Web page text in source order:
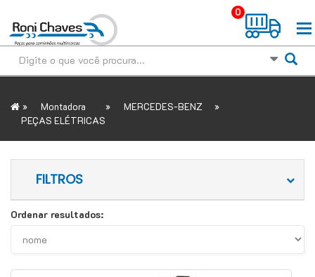
0
» Montadora » MERCEDES-BENZ »
PEÇAS ELÉTRICAS
FILTROS
Ordenar resultados: